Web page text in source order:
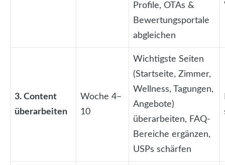
Profile, OTAs &
Bewertungsportale
abgleichen
3. Content
überarbeiten
Woche 4–
10
Wichtigste Seiten
(Startseite, Zimmer,
Wellness, Tagungen,
Angebote)
überarbeiten, FAQ-
Bereiche ergänzen,
USPs schärfen